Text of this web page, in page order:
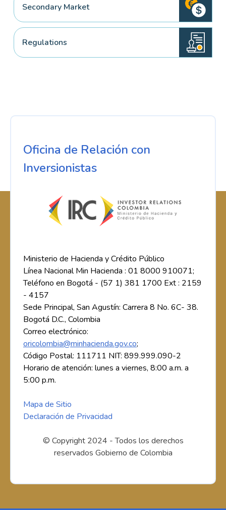
Secondary Market
Regulations
Oficina de Relación con
Inversionistas
Ministerio de Hacienda y Crédito Público
Línea Nacional Min Hacienda : 01 8000 910071;
Teléfono en Bogotá - (57 1) 381 1700 Ext : 2159
- 4157
Sede Principal, San Agustín: Carrera 8 No. 6C- 38.
Bogotá D.C., Colombia
Correo electrónico:
oricolombia@minhacienda.gov.co;
Código Postal: 111711 NIT: 899.999.090-2
Horario de atención: lunes a viernes, 8:00 a.m. a
5:00 p.m.
Mapa de Sitio
Declaración de Privacidad
© Copyright 2024 - Todos los derechos
reservados Gobierno de Colombia